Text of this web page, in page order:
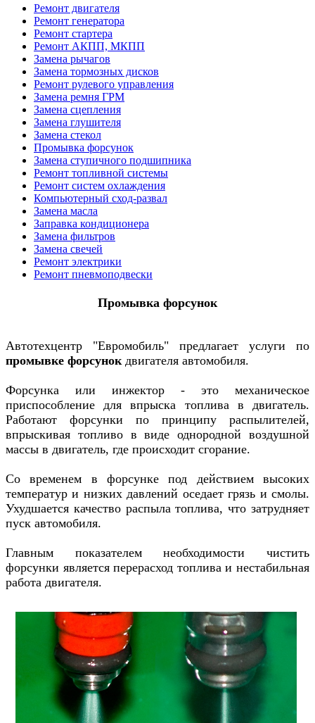
Ремонт двигателя
Ремонт генератора
Ремонт стартера
Ремонт АКПП, МКПП
Замена рычагов
Замена тормозных дисков
Ремонт рулевого управления
Замена ремня ГРМ
Замена сцепления
Замена глушителя
Замена стекол
Промывка форсунок
Замена ступичного подшипника
Ремонт топливной системы
Ремонт систем охлаждения
Компьютерный сход-развал
Замена масла
Заправка кондиционера
Замена фильтров
Замена свечей
Ремонт электрики
Ремонт пневмоподвески
Промывка форсунок
Автотехцентр "Евромобиль" предлагает услуги по
промывке форсунок двигателя автомобиля.
Форсунка или инжектор - это механическое
приспособление для впрыска топлива в двигатель.
Работают форсунки по принципу распылителей,
впрыскивая топливо в виде однородной воздушной
массы в двигатель, где происходит сгорание.
Со временем в форсунке под действием высоких
температур и низких давлений оседает грязь и смолы.
Ухудшается качество распыла топлива, что затрудняет
пуск автомобиля.
Главным показателем необходимости чистить
форсунки является перерасход топлива и нестабильная
работа двигателя.